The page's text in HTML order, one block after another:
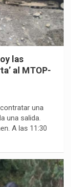
las
al MTOP-
una
una salida.
A las 11:30